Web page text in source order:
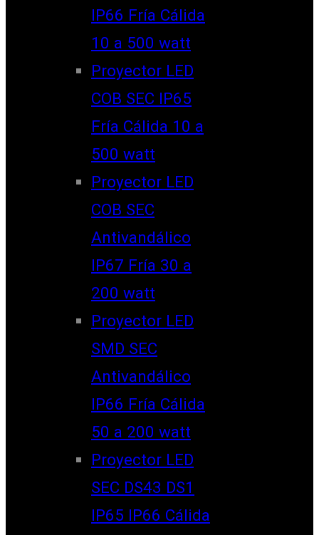
IP66 Fría Cálida
10 a 500 watt
Proyector LED
COB SEC IP65
Fría Cálida 10 a
500 watt
Proyector LED
COB SEC
Antivandálico
IP67 Fría 30 a
200 watt
Proyector LED
SMD SEC
Antivandálico
IP66 Fría Cálida
50 a 200 watt
Proyector LED
SEC DS43 DS1
IP65 IP66 Cálida